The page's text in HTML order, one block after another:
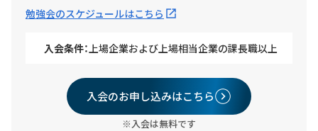
勉強会のスケジュールはこちら
入会条件： 上場企業および上場相当企業の課長職以上
入会のお申し込みはこちら
※入会は無料です